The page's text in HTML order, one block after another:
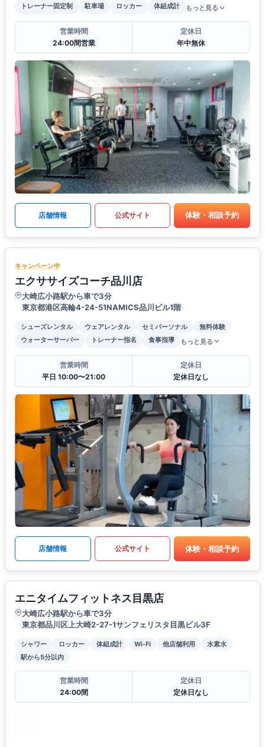
トレーナー固定制
駐車場 ロッカー 体組成計 もっと見る
営業時間
24:00間営業
定休日
年中無休
店舗情報 公式サイト 体験・相談予約
キャンペーン中
エクササイズコーチ品川店
大崎広小路駅から車で3分
東京都港区高輪4-24-51NAMICS品川ビル1階
シューズレンタル ウェアレンタル セミパーソナル
無料体験
ウォーターサーバー
トレーナー指名 食事指導 もっと見る
営業時間
平日 10:00〜21:00
定休日
定休日なし
店舗情報 公式サイト 体験・相談予約
エニタイムフィットネス目黒店
大崎広小路駅から車で3分
東京都品川区上大崎2-27-1サンフェリスタ目黒ビル3F
シャワー ロッカー 体組成計 Wi-Fi 他店舗利用
水素水
駅から5分以内
営業時間
24:00間
定休日
定休日なし